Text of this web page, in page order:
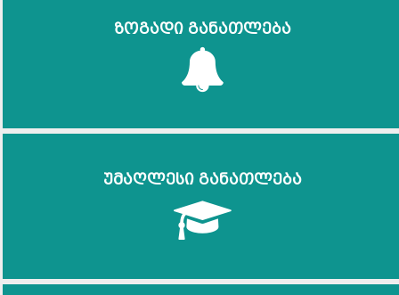
ზოგადი განათლება
უმაღლესი განათლება